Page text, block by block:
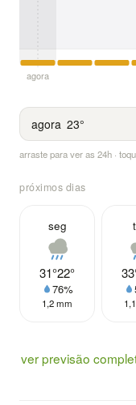
agora
agora 23°
arraste para ver as 24h ·
próximos dias
seg
31°22°
76%
1,2 mm
ver previsão